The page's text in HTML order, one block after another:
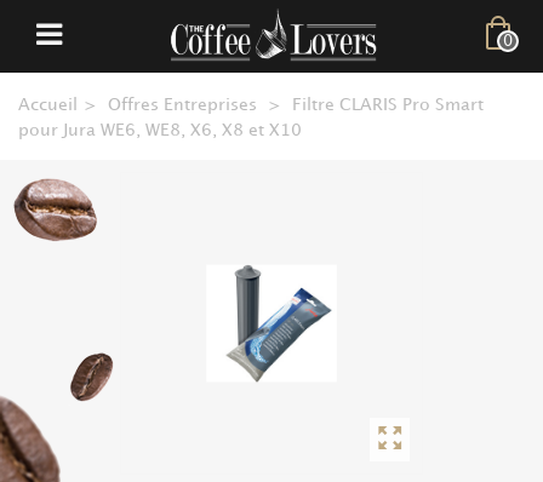
0
Accueil > Offres Entreprises >
Filtre CLARIS Pro Smart
pour Jura WE6, WE8, X6, X8 et X10